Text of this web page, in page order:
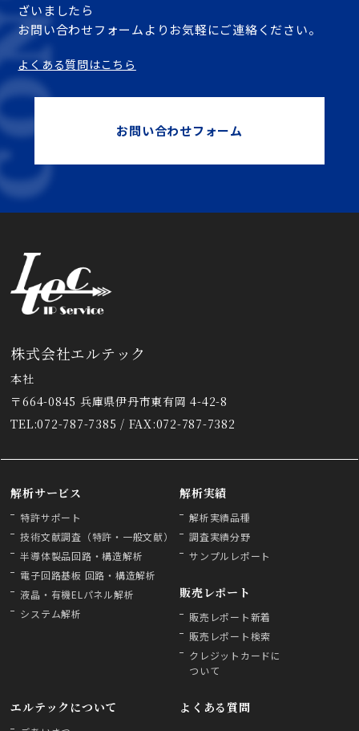
ざいましたら
お問い合わせフォームよりお気軽にご連絡ください。
よくある質問はこちら
お問い合わせフォーム
株式会社エルテック
本社
〒664-0845 兵庫県伊丹市東有岡 4-42-8
TEL:072-787-7385 / FAX:072-787-7382
解析サービス
特許サポート
技術文献調査（特許・一般文献）
半導体製品回路・構造解析
電子回路基板 回路・構造解析
液晶・有機ELパネル解析
システム解析
解析実績
解析実績品種
調査実績分野
サンプルレポート
販売レポート
販売レポート新着
販売レポート検索
クレジットカードに
ついて
エルテックについて よくある質問